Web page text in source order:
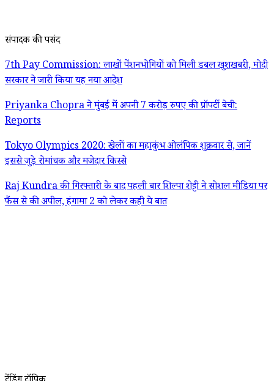
संपादक की पसंद
7th Pay Commission: लाखों पेंशनभोगियों को मिली डबल खुशखबरी, मोदी
सरकार ने जारी किया यह नया आदेश
Priyanka Chopra ने मुंबई में अपनी 7 करोड़ रुपए की प्रॉपर्टी बेची:
Reports
Tokyo Olympics 2020: खेलों का महाकुंभ ओलंपिक शुक्रवार से, जानें
इससे जुड़े रोमांचक और मजेदार किस्से
Raj Kundra की गिरफ्तारी के बाद पहली बार शिल्पा शेट्टी ने सोशल मीडिया पर
फैंस से की अपील, हंगामा 2 को लेकर कही ये बात